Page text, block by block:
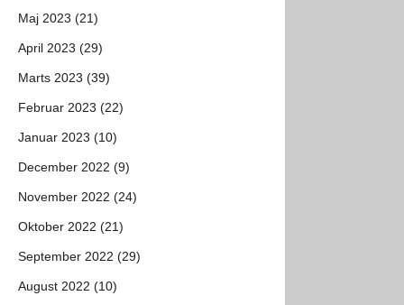
Maj 2023 (21)
April 2023 (29)
Marts 2023 (39)
Februar 2023 (22)
Januar 2023 (10)
December 2022 (9)
November 2022 (24)
Oktober 2022 (21)
September 2022 (29)
August 2022 (10)